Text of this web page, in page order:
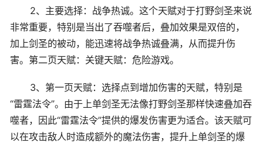
2、主要选择：战争热诚。这个天赋对于打野剑圣来说
非常重要，特别是当出了吞噬者后，叠加效果是双倍的，
加上剑圣的被动，能迅速将战争热诚叠满，从而提升伤
害。第二页天赋：关键天赋：危险游戏。
3、第一页天赋：选择点到增加伤害的天赋，特别是
“雷霆法令”。由于上单剑圣无法像打野剑圣那样快速叠加吞
噬者，因此“雷霆法令”提供的爆发伤害更为适合。该天赋可
以在攻击敌人时造成额外的魔法伤害，提升上单剑圣的爆